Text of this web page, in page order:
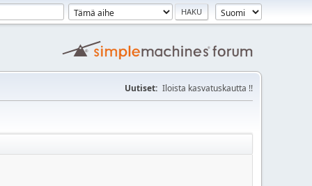
Uutiset: Iloista kasvatuskautta !!